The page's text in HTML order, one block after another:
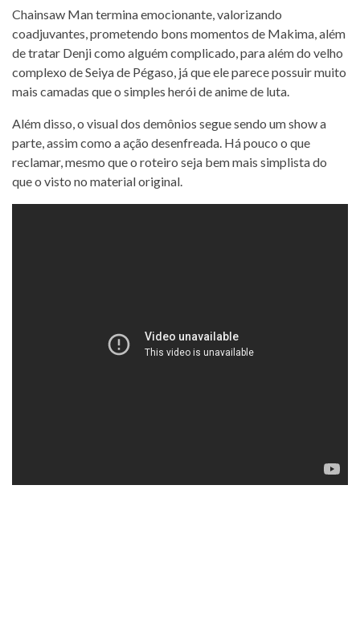
Chainsaw Man termina emocionante, valorizando
coadjuvantes, prometendo bons momentos de Makima, além
de tratar Denji como alguém complicado, para além do velho
complexo de Seiya de Pégaso, já que ele parece possuir muito
mais camadas que o simples herói de anime de luta.
Além disso, o visual dos demônios segue sendo um show a
parte, assim como a ação desenfreada. Há pouco o que
reclamar, mesmo que o roteiro seja bem mais simplista do
que o visto no material original.